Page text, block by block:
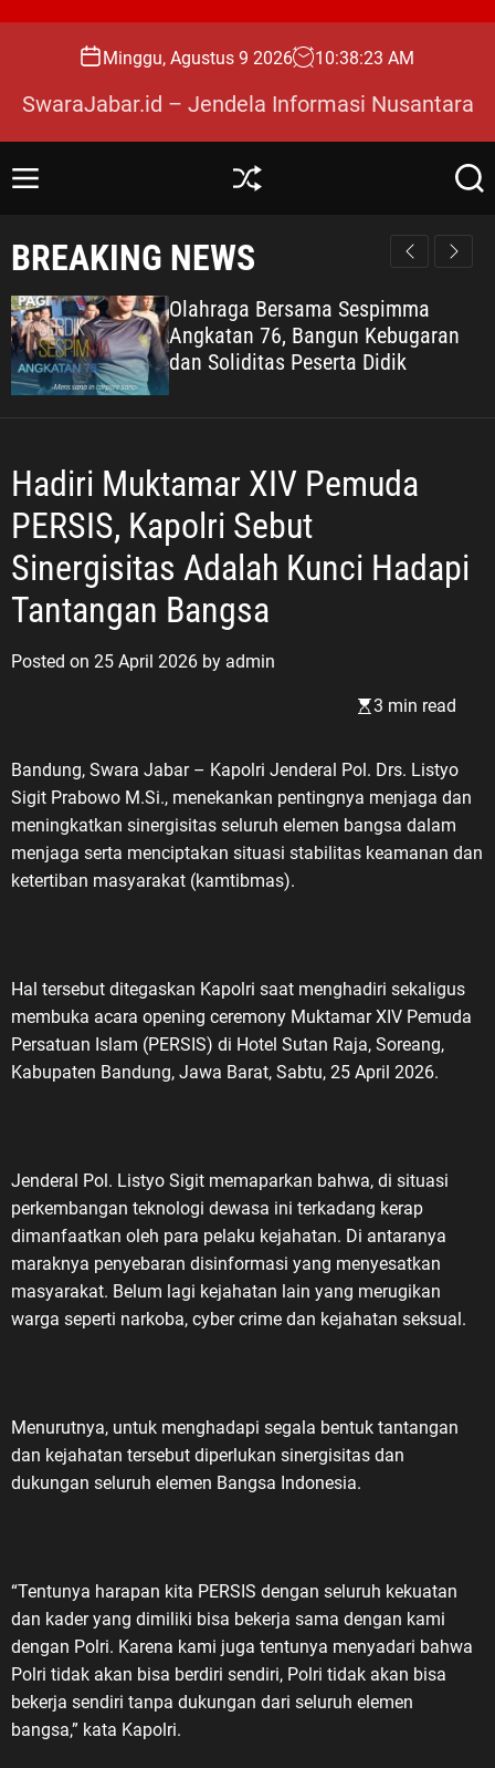
Minggu, Agustus 9 2026 10:38:24 AM
SwaraJabar.id – Jendela Informasi Nusantara
M
u
S
ff
S
r
BREAKING NEWS
Olahraga Bersama Sespimma
Angkatan 76, Bangun Kebugaran
dan Soliditas Peserta Didik
Hadiri Muktamar XIV Pemuda
PERSIS, Kapolri Sebut
Sinergisitas Adalah Kunci Hadapi
Tantangan Bangsa
Posted on 25 April 2026 by admin
3 min read
Bandung, Swara Jabar – Kapolri Jenderal Pol. Drs. Listyo
Sigit Prabowo M.Si., menekankan pentingnya menjaga dan
meningkatkan sinergisitas seluruh elemen bangsa dalam
menjaga serta menciptakan situasi stabilitas keamanan dan
ketertiban masyarakat (kamtibmas).
Hal tersebut ditegaskan Kapolri saat menghadiri sekaligus
membuka acara opening ceremony Muktamar XIV Pemuda
Persatuan Islam (PERSIS) di Hotel Sutan Raja, Soreang,
Kabupaten Bandung, Jawa Barat, Sabtu, 25 April 2026.
Jenderal Pol. Listyo Sigit memaparkan bahwa, di situasi
perkembangan teknologi dewasa ini terkadang kerap
dimanfaatkan oleh para pelaku kejahatan. Di antaranya
maraknya penyebaran disinformasi yang menyesatkan
masyarakat. Belum lagi kejahatan lain yang merugikan
warga seperti narkoba, cyber crime dan kejahatan seksual.
Menurutnya, untuk menghadapi segala bentuk tantangan
dan kejahatan tersebut diperlukan sinergisitas dan
dukungan seluruh elemen Bangsa Indonesia.
“Tentunya harapan kita PERSIS dengan seluruh kekuatan
dan kader yang dimiliki bisa bekerja sama dengan kami
dengan Polri. Karena kami juga tentunya menyadari bahwa
Polri tidak akan bisa berdiri sendiri, Polri tidak akan bisa
bekerja sendiri tanpa dukungan dari seluruh elemen
bangsa,” kata Kapolri.